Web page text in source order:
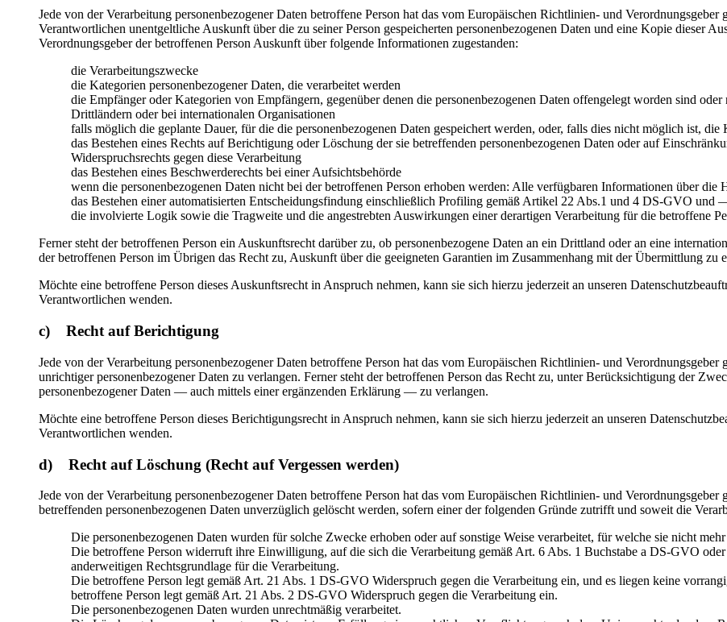
Jede von der Verarbeitung personenbezogener Daten betroffene Person hat das vom Europäischen Richtlinien- und
Verantwortlichen unentgeltliche Auskunft über die zu seiner Person gespeicherten personenbezogenen Daten und eine Kopie dieser
Verordnungsgeber der betroffenen Person Auskunft über folgende Informationen zugestanden:
die Verarbeitungszwecke
die Kategorien personenbezogener Daten, die verarbeitet werden
die Empfänger oder Kategorien von Empfängern, gegenüber denen die personenbezogenen Daten offengelegt worden sind
Drittländern oder bei internationalen Organisationen
falls möglich die geplante Dauer, für die die personenbezogenen Daten gespeichert werden, oder, falls dies nicht möglich ist,
das Bestehen eines Rechts auf Berichtigung oder Löschung der sie betreffenden personenbezogenen Daten oder auf
Widerspruchsrechts gegen diese Verarbeitung
das Bestehen eines Beschwerderechts bei einer Aufsichtsbehörde
wenn die personenbezogenen Daten nicht bei der betroffenen Person erhoben werden: Alle verfügbaren Informationen über die
das Bestehen einer automatisierten Entscheidungsfindung einschließlich Profiling gemäß Artikel 22 Abs.1 und 4 DS-GVO
die involvierte Logik sowie die Tragweite und die angestrebten Auswirkungen einer derartigen Verarbeitung für die betroffene
Ferner steht der betroffenen Person ein Auskunftsrecht darüber zu, ob personenbezogene Daten an ein Drittland oder an eine
der betroffenen Person im Übrigen das Recht zu, Auskunft über die geeigneten Garantien im Zusammenhang mit der Übermittlung zu
Möchte eine betroffene Person dieses Auskunftsrecht in Anspruch nehmen, kann sie sich hierzu jederzeit an unseren
Verantwortlichen wenden.
c) Recht auf Berichtigung
Jede von der Verarbeitung personenbezogener Daten betroffene Person hat das vom Europäischen Richtlinien- und
unrichtiger personenbezogener Daten zu verlangen. Ferner steht der betroffenen Person das Recht zu, unter Berücksichtigung der
personenbezogener Daten — auch mittels einer ergänzenden Erklärung — zu verlangen.
Möchte eine betroffene Person dieses Berichtigungsrecht in Anspruch nehmen, kann sie sich hierzu jederzeit an unseren
Verantwortlichen wenden.
d) Recht auf Löschung (Recht auf Vergessen werden)
Jede von der Verarbeitung personenbezogener Daten betroffene Person hat das vom Europäischen Richtlinien- und
betreffenden personenbezogenen Daten unverzüglich gelöscht werden, sofern einer der folgenden Gründe zutrifft und soweit die
Die personenbezogenen Daten wurden für solche Zwecke erhoben oder auf sonstige Weise verarbeitet, für welche sie nicht
Die betroffene Person widerruft ihre Einwilligung, auf die sich die Verarbeitung gemäß Art. 6 Abs. 1 Buchstabe a DS-GVO
anderweitigen Rechtsgrundlage für die Verarbeitung.
Die betroffene Person legt gemäß Art. 21 Abs. 1 DS-GVO Widerspruch gegen die Verarbeitung ein, und es liegen keine
betroffene Person legt gemäß Art. 21 Abs. 2 DS-GVO Widerspruch gegen die Verarbeitung ein.
Die personenbezogenen Daten wurden unrechtmäßig verarbeitet.